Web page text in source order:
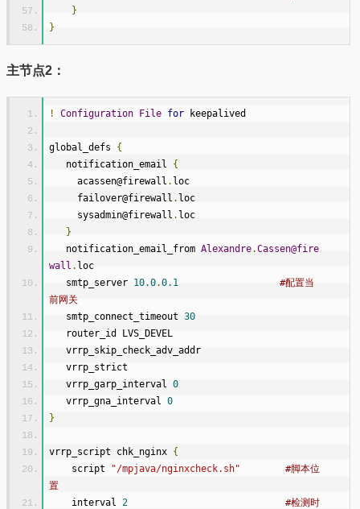
}
}
主节点2：
! Configuration File for keepalived
global_defs {
   notification_email
{
     acassen@firewall
. loc
     failover@firewall
. loc
     sysadmin@firewall
. loc
}
   notification_email_from
Alexandre.Cassen@fire
wall . loc
   smtp_server
10.0.0.1
#配置当
前网关
   smtp_connect_timeout
30
   router_id LVS_DEVEL
   vrrp_skip_check_adv_addr
   vrrp_strict
   vrrp_garp_interval
0
   vrrp_gna_interval
0
}
vrrp_script chk_nginx {
    script
"/mpjava/nginxcheck.sh"
#脚本位
置
    interval
2
#检测时